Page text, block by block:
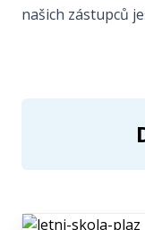
našich zástupců